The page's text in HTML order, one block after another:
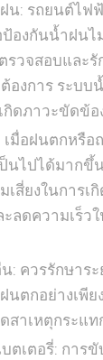
น: รถยนต์ไฟ
องกันน้ำฝนไ
รวจสอบและ
องการ ระบบ
กิดภาวะขัดข้อ
เมื่อฝนตกหรือ
นไปได้มากขึ้
สี่ยงในการเ
ะลดความเร็
: ควรรักษาร
นตกอย่างเพีย
สาเหตุกระแ
ตเตอรี่: การขั